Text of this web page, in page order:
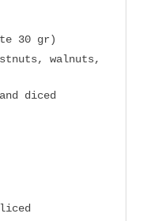
30 gr)
walnuts,
diced